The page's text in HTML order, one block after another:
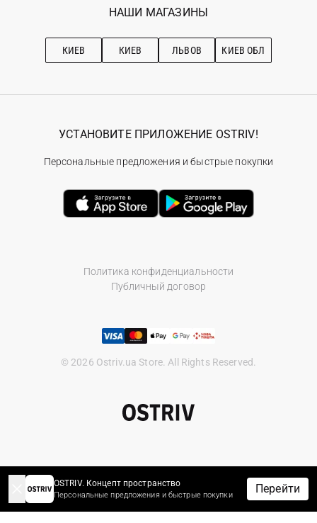
Ostriv Club+
Наши магазини
Рекомендации по уходу
НАШИ МАГАЗИНЫ
КИЕВ КИЕВ ЛЬВОВ КИЕВ ОБЛ
Политика конфиденциальности
Публичный договор
© 2026 Ostriv.ua Store. All Rights Reserved.
УСТАНОВИТЕ ПРИЛОЖЕНИЕ OSTRIV!
Персональные предложения и быстрые покупки
OSTRIV. Концепт пространство
Персональные предложения и быстрые покупки Перейти